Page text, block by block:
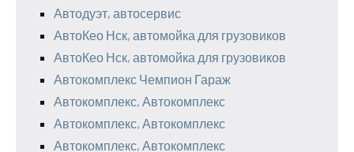
Автодуэт, автосервис
АвтоКео Нск, автомойка для грузовиков
АвтоКео Нск, автомойка для грузовиков
Автокомплекс Чемпион Гараж
Автокомплекс, Автокомплекс
Автокомплекс, Автокомплекс
Автокомплекс, Автокомплекс